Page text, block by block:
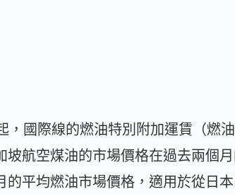
，國際線的燃油特別附加運賃（燃
航空煤油的市場價格在過去兩個
的平均燃油市場價格，適用於從日